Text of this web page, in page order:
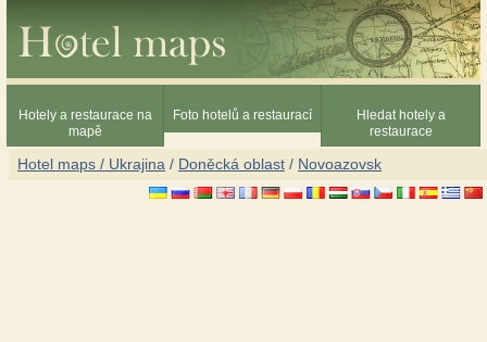
Hotely a restaurace na
mapě
Foto hotelů a restaurací
Hledat hotely a
restaurace
Hotel maps / Ukrajina / Doněcká oblast / Novoazovsk